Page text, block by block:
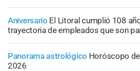
Aniversario El Litoral cumplió 108
trayectoria de empleados que son
Panorama astrológico Horóscopo
2026